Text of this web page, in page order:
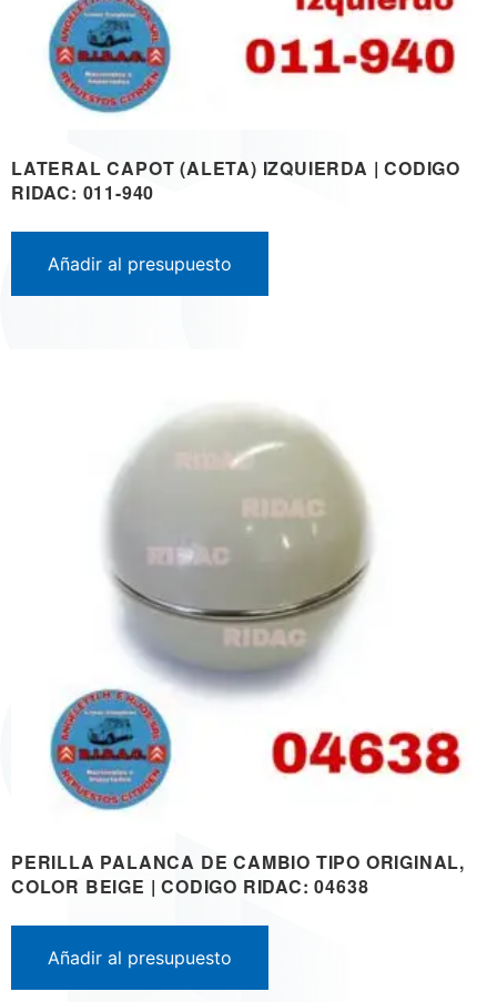
LATERAL CAPOT (ALETA) IZQUIERDA | CODIGO
RIDAC: 011-940
Añadir al presupuesto
PERILLA PALANCA DE CAMBIO TIPO ORIGINAL,
COLOR BEIGE | CODIGO RIDAC: 04638
Añadir al presupuesto